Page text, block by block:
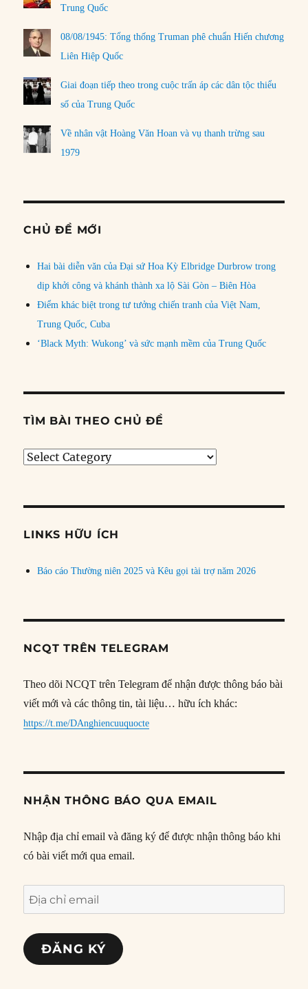
Trung Quốc
08/08/1945: Tổng thống Truman phê chuẩn Hiến chương
Liên Hiệp Quốc
Giai đoạn tiếp theo trong cuộc trấn áp các dân tộc thiểu
số của Trung Quốc
Về nhân vật Hoàng Văn Hoan và vụ thanh trừng sau
1979
CHỦ ĐỀ MỚI
Hai bài diễn văn của Đại sứ Hoa Kỳ Elbridge Durbrow trong
dịp khởi công và khánh thành xa lộ Sài Gòn – Biên Hòa
Điểm khác biệt trong tư tưởng chiến tranh của Việt Nam,
Trung Quốc, Cuba
‘Black Myth: Wukong’ và sức mạnh mềm của Trung Quốc
TÌM BÀI THEO CHỦ ĐỀ
Tìm
đề
LINKS HỮU ÍCH
Báo cáo Thường niên 2025 và Kêu gọi tài trợ năm 2026
NCQT TRÊN TELEGRAM
Theo dõi NCQT trên Telegram để nhận được thông báo bài
viết mới và các thông tin, tài liệu… hữu ích khác:
https://t.me/DAnghiencuuquocte
NHẬN THÔNG BÁO QUA EMAIL
Nhập địa chỉ email và đăng ký để được nhận thông báo khi
có bài viết mới qua email.
Địa
chỉ
email
ĐĂNG KÝ